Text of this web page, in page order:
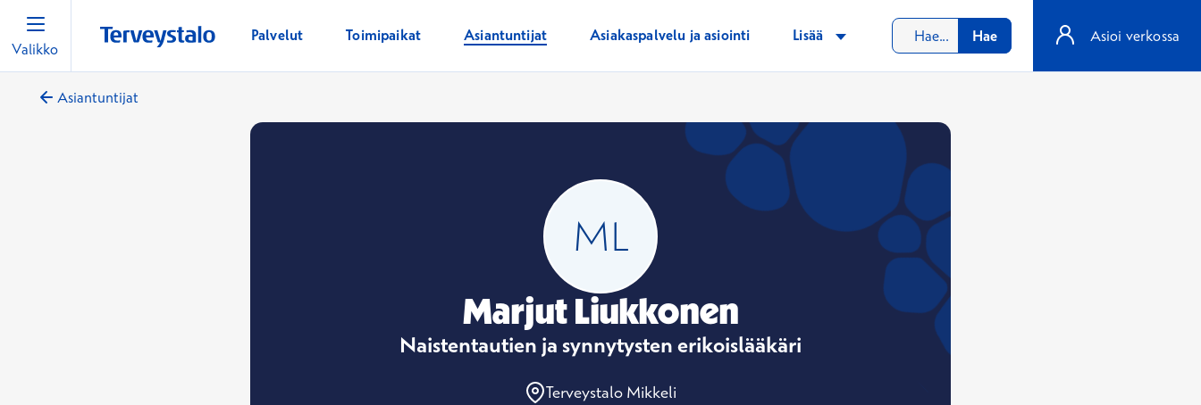
Valikko
Palvelut Toimipaikat Asiantuntijat Asiakaspalvelu ja asiointi Lisää Hae Asioi verkossa
Asiantuntijat
Marjut Liukkonen
Naistentautien ja synnytysten erikoislääkäri
Terveystalo Mikkeli